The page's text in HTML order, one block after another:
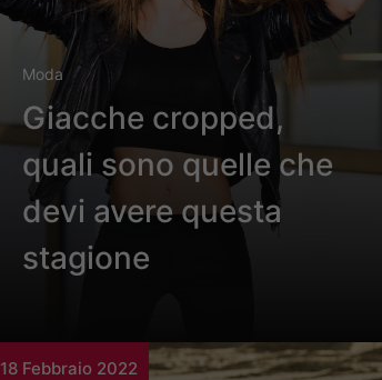
Moda
Giacche cropped,
quali sono quelle che
devi avere questa
stagione
18 Febbraio 2022